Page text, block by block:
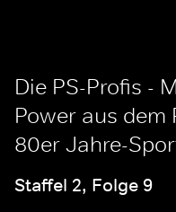
Die PS-Profis -
Power aus dem
80er Jahre-
Staffel 2, Folge 9